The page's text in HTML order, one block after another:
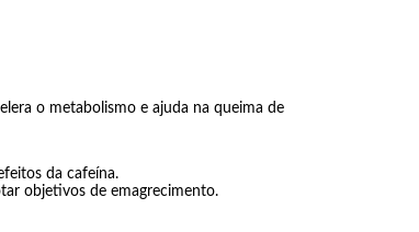
o metabolismo e ajuda na queima de
da cafeína.
objetivos de emagrecimento.